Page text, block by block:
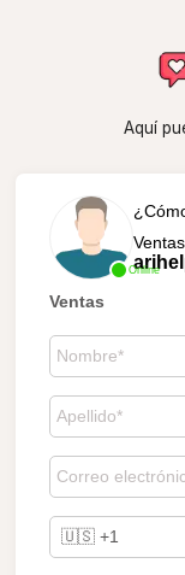
Aquí
Online
Ventas
Ventas